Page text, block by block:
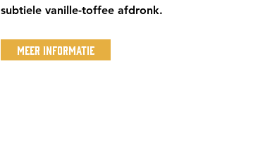
subtiele vanille-toffee afdronk.
Meer Informatie